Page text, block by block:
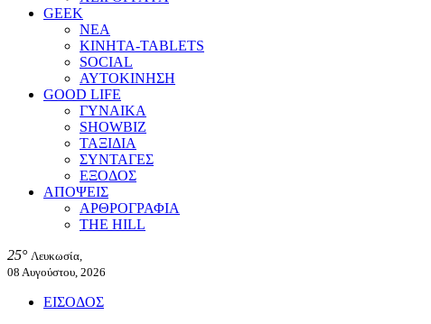
GEEK
ΝΕΑ
ΚΙΝΗΤΑ-TABLETS
SOCIAL
ΑΥΤΟΚΙΝΗΣΗ
GOOD LIFE
ΓΥΝΑΙΚΑ
SHOWBIZ
ΤΑΞΙΔΙΑ
ΣΥΝΤΑΓΕΣ
ΕΞΟΔΟΣ
ΑΠΟΨΕΙΣ
ΑΡΘΡΟΓΡΑΦΙΑ
THE HILL
25° Λευκωσία,
08 Αυγούστου, 2026
ΕΙΣΟΔΟΣ